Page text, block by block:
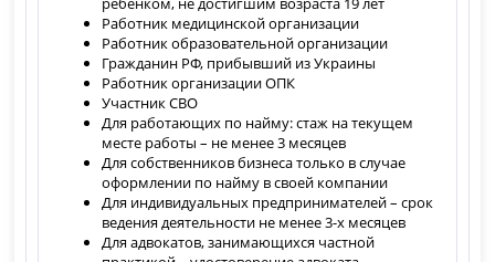
Работник медицинской организации
Работник образовательной организации
Гражданин РФ, прибывший из Украины
Работник организации ОПК
Участник СВО
Для работающих по найму: стаж на текущем
месте работы – не менее 3 месяцев
Для собственников бизнеса только в случае
оформлении по найму в своей компании
Для индивидуальных предпринимателей – срок
ведения деятельности не менее 3-х месяцев
Для адвокатов, занимающихся частной